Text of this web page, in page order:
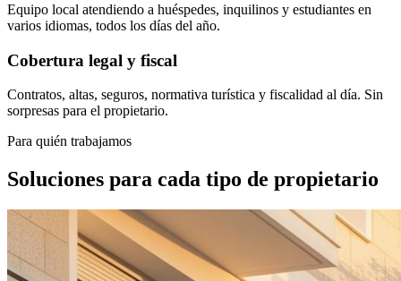
Equipo local atendiendo a huéspedes, inquilinos y estudiantes en
varios idiomas, todos los días del año.
Cobertura legal y fiscal
Contratos, altas, seguros, normativa turística y fiscalidad al día. Sin
sorpresas para el propietario.
Para quién trabajamos
Soluciones para cada tipo de propietario